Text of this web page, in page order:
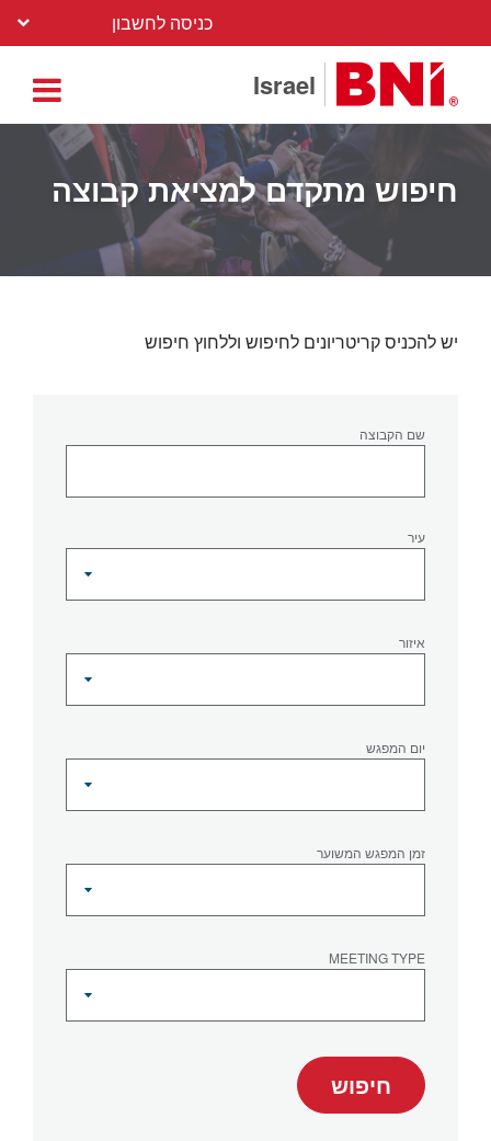
כניסה לחשבון
Israel
חיפוש מתקדם למציאת קבוצה
יש להכניס קריטריונים לחיפוש וללחוץ חיפוש
שם הקבוצה
עיר
איזור
יום המפגש
זמן המפגש המשוער
MEETING TYPE
חיפוש